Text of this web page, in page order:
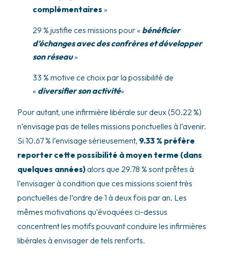
complémentaires »
29 % justifie ces missions pour « bénéficier
d’échanges avec des confrères et développer
son réseau»
33 % motive ce choix par la possibilité de
« diversifier son activité»
Pour autant, une infirmière libérale sur deux (50.22 %)
n’envisage pas de telles missions ponctuelles à l’avenir.
Si 10.67 % l’envisage sérieusement, 9.33 % préfère
reporter cette possibilité à moyen terme (dans
quelques années)alors que 29.78 % sont prêtes à
l’envisager à condition que ces missions soient très
ponctuelles de l’ordre de 1 à deux fois par an. Les
mêmes motivations qu’évoquées ci-dessus
concentrent les motifs pouvant conduire les infirmières
libérales à envisager de tels renforts.